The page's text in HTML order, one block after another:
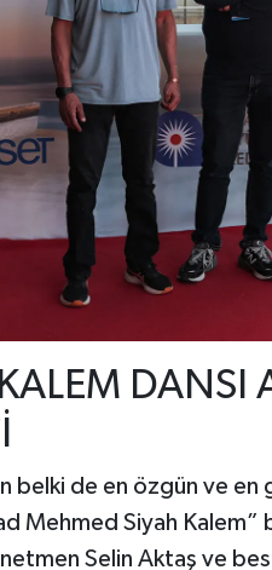
DANSI
belki de en özgün ve en
Mehmed Siyah Kalem”
Selin Aktaş ve